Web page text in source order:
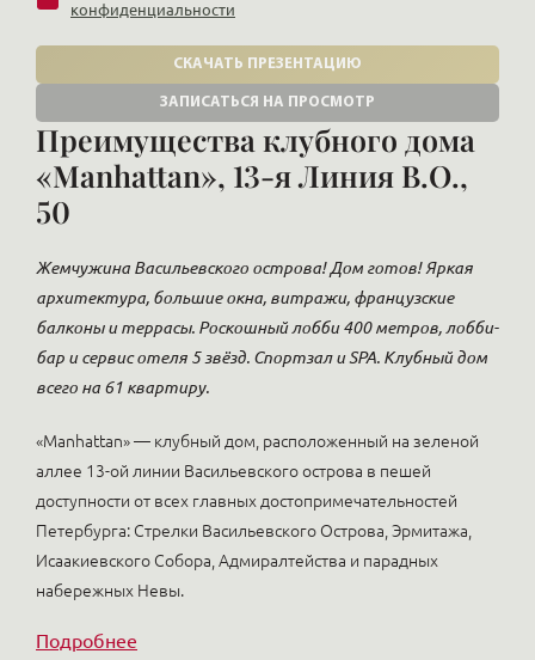
конфиденциальности
СКАЧАТЬ ПРЕЗЕНТАЦИЮ
ЗАПИСАТЬСЯ НА ПРОСМОТР
Преимущества клубного дома
«Manhattan», 13-я Линия В.О.,
50
Жемчужина Васильевского острова! Дом готов! Яркая
архитектура, большие окна, витражи, французские
балконы и террасы. Роскошный лобби 400 метров, лобби-
бар и сервис отеля 5 звёзд. Спортзал и SPA. Клубный дом
всего на 61 квартиру.
«Маnhattan» — клубный дом, расположенный на зеленой
аллее 13-ой линии Васильевского острова в пешей
доступности от всех главных достопримечательностей
Петербурга: Стрелки Васильевского Острова, Эрмитажа,
Исаакиевского Собора, Адмиралтейства и парадных
набережных Невы.
Подробнее